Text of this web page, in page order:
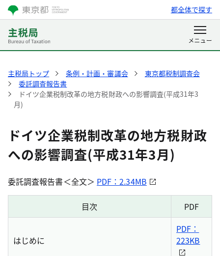
都全体で探す
主税局トップ 条例・計画・審議会
東京都税制調査会
委託調査報告書
ドイツ企業税制改革の地方税財政への影響調査(平成31年3
月)
ドイツ企業税制改革の地方税財政
への影響調査(平成31年3月)
委託調査報告書＜全文＞ PDF：2.34MB
目次 PDF
はじめに
PDF：
223KB